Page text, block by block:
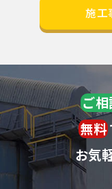
施工
ご
無料
お気